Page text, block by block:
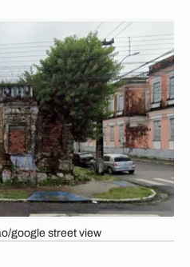
google street view